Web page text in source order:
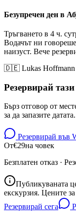
Безупречен ден в
Тръгването в 4 ч.
Водачът ни
наизуст. Вече
🇩🇪 Lukas Hoffmann
Резервирай
Бърз отговор от
за да запазите датата.
Резервирай във
От€29на човек
Безплатен отказ ·
Публикуваната
екскурзия. Цените
Резервирай сега